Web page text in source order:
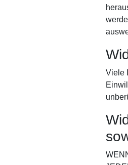
Viele